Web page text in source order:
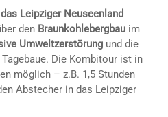
Leipziger Neuseenland
den Braunkohlebergbauim
Umweltzerstörungund die
Die Kombitour ist in
möglich – z.B. 1,5 Stunden
Abstecher in das Leipziger